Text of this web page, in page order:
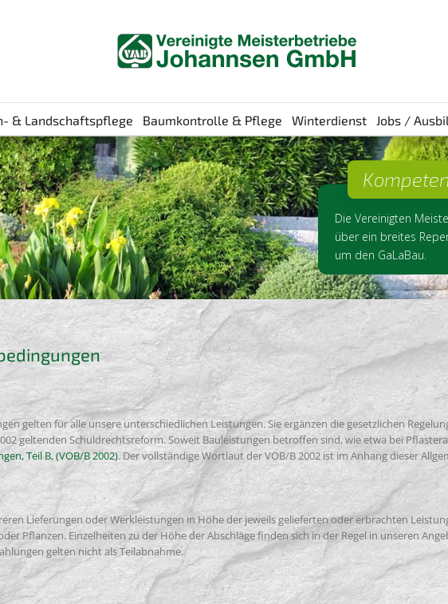
& Landschaftspflege Baumkontrolle & Pflege Winterdienst Jobs /
Die Vereinigten
über ein breites
um den GaLaBau.
gelten für alle unsere unterschiedlichen Leistungen. Sie ergänzen die gesetzlichen
geltenden Schuldrechtsreform. Soweit Bauleistungen betroffen sind, wie etwa bei
Teil B, (VOB/B 2002). Der vollständige Wortlaut der VOB/B 2002 ist im Anhang dieser
Lieferungen oder Werkleistungen in Höhe der jeweils gelieferten oder erbrachten
Pflanzen. Einzelheiten zu der Höhe der Abschläge finden sich in der Regel in unseren
gelten nicht als Teilabnahme.